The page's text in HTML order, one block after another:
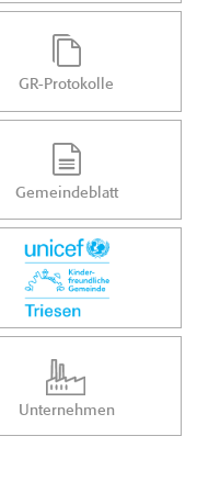
GR-Protokolle
Gemeindeblatt
Unternehmen